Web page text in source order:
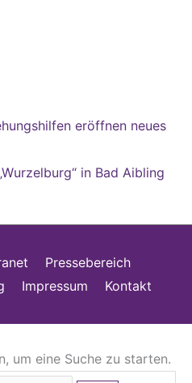
eröffnen neues
in Bad Aibling
Pressebereich
Impressum Kontakt
um eine Suche zu starten.